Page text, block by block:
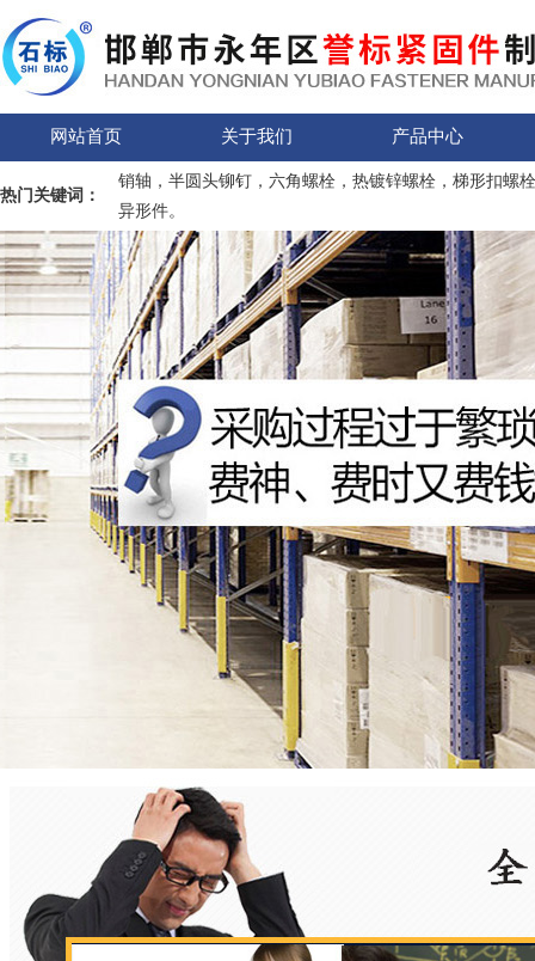
网站首页 关于我们 产品中心
热门关键词：
销轴，半圆头铆钉，六角螺栓，热镀锌螺栓，梯形扣螺
异形件。